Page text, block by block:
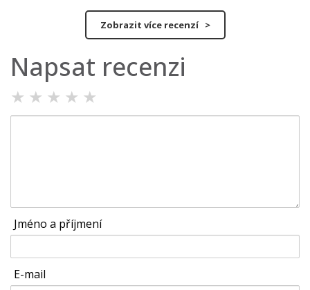
Zobrazit více recenzí >
Napsat recenzi
★ ★ ★ ★ ★
Jméno a příjmení
E-mail